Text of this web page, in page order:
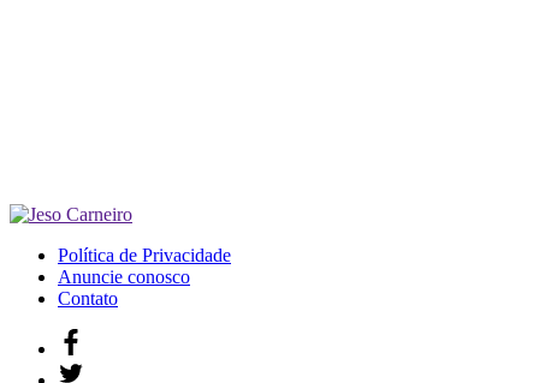
Política de Privacidade
Anuncie conosco
Contato